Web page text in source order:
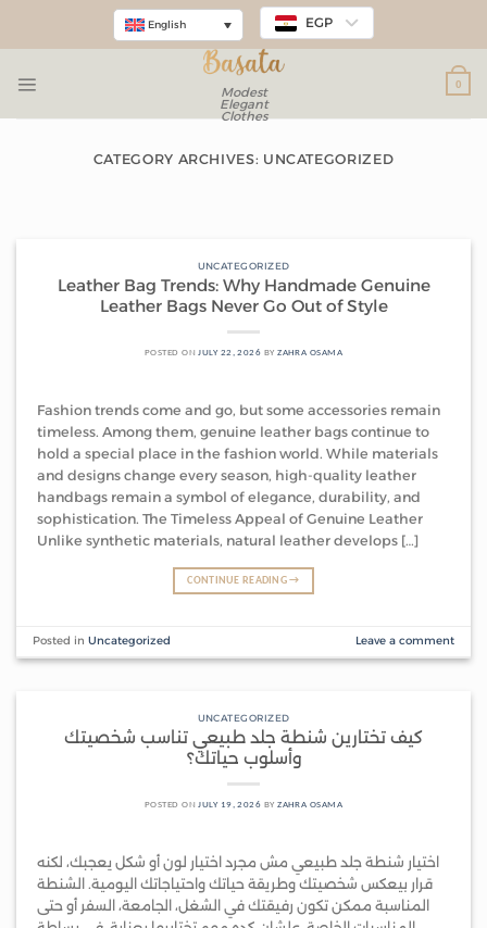
English EGP
Modest
Elegant
Clothes
0
CATEGORY ARCHIVES: UNCATEGORIZED
Bags Never Go Out of Style
July 22, 2026
UNCATEGORIZED
Leather Bag Trends: Why Handmade Genuine
Leather Bags Never Go Out of Style
POSTED ON JULY 22, 2026 BYZAHRA OSAMA
Fashion trends come and go, but some accessories remain
timeless. Among them, genuine leather bags continue to
hold a special place in the fashion world. While materials
and designs change every season, high-quality leather
handbags remain a symbol of elegance, durability, and
sophistication. The Timeless Appeal of Genuine Leather
Unlike synthetic materials, natural leather develops […]
CONTINUE READING→
Posted inUncategorized Leave a comment
UNCATEGORIZED
كيف تختارين شنطة جلد طبيعي تناسب شخصيتك
وأسلوب حياتك؟
POSTED ON JULY 19, 2026 BYZAHRA OSAMA
اختيار شنطة جلد طبيعي مش مجرد اختيار لون أو شكل يعجبك، لكنه
قرار بيعكس شخصيتك وطريقة حياتك واحتياجاتك اليومية. الشنطة
المناسبة ممكن تكون رفيقتك في الشغل، الجامعة، السفر أو حتى